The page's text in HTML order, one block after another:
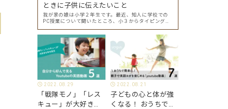
ときに子供に伝えたいこと
我が家の娘は小学２年生です。最近、知人に学校での
PC授業について聞いたところ、小３からタイピングを
よ、ということでした。 その話を聞いた娘は「私もや
ってみたい」ということでタイピングを始めたので…
2022.08.29
「戦隊モノ」「レス
キュー」が大好きな
2022.08.21
子どもの心と体が強
くなる！ おうちで簡